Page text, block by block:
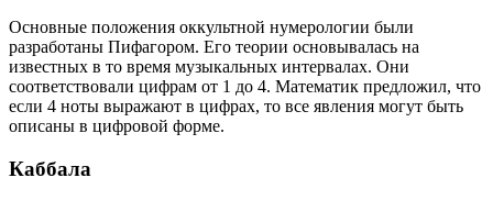
Основные положения оккультной нумерологии были
разработаны Пифагором. Его теории основывалась на
известных в то время музыкальных интервалах. Они
соответствовали цифрам от 1 до 4. Математик предложил, что
если 4 ноты выражают в цифрах, то все явления могут быть
описаны в цифровой форме.
Каббала